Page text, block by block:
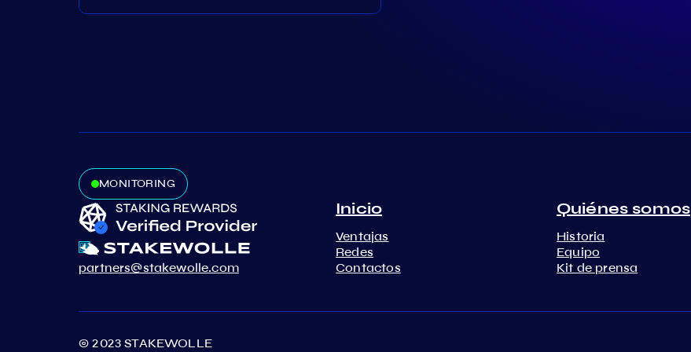
MONITORING
partners@stakewolle.com
Inicio
Ventajas
Redes
Contactos
Quiénes somos
Historia
Equipo
Kit de prensa
© 2023 STAKEWOLLE